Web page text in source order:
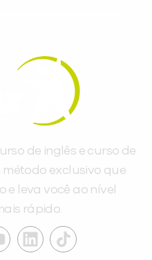
de inglês e curso de
método exclusivo que
e leva você ao nível
rápido.